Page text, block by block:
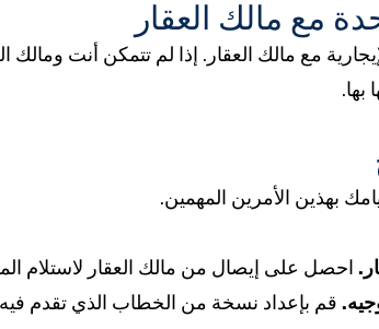
مع مالك العقار
مع مالك العقار. إذا لم تتمكن أنت ومالك
بها.
بهذين الأمرين المهمين.
احصل على إيصال من مالك العقار لاستلام
قم بإعداد نسخة من الخطاب الذي تقدم فيه